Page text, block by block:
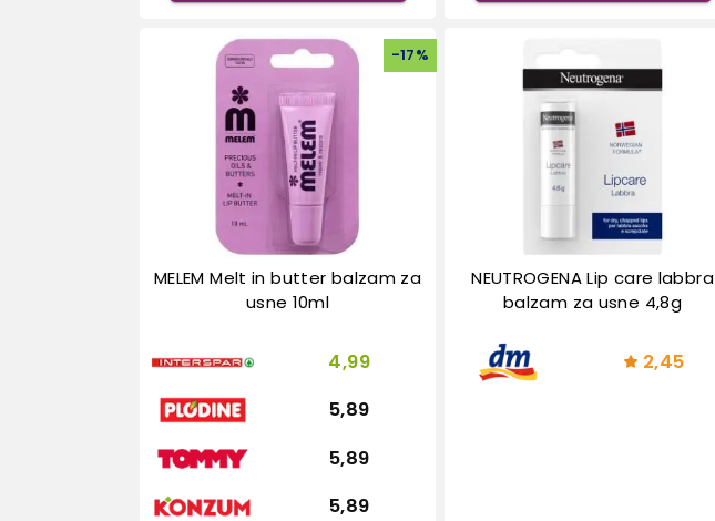
-17%
MELEM Melt in butter balzam za
usne 10ml
4,99
5,89
5,89
5,89
NEUTROGENA Lip care labbra
balzam za usne 4,8g
2,45